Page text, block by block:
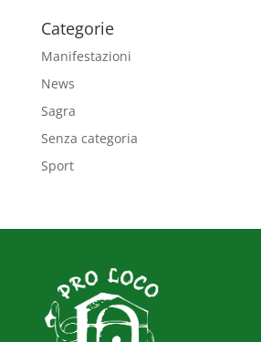
Categorie
Manifestazioni
News
Sagra
Senza categoria
Sport